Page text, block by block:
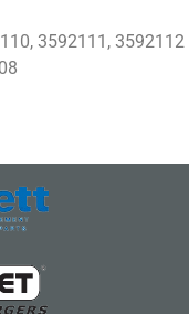
3592111, 3592112